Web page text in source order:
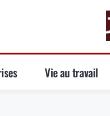
Vie au travail